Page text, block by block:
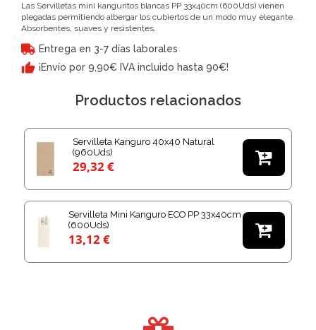
Las Servilletas mini kanguritos blancas PP 33x40cm (600Uds) vienen
plegadas permitiendo albergar los cubiertos de un modo muy elegante.
Absorbentes, suaves y resistentes.
Entrega en 3-7 días laborales
¡Envío por 9,90€ IVA incluido hasta 90€!
Productos relacionados
Servilleta Kanguro 40x40 Natural
(960Uds)
29,32 € 
Servilleta Mini Kanguro ECO PP 33x40cm
(600Uds)
13,12 € 